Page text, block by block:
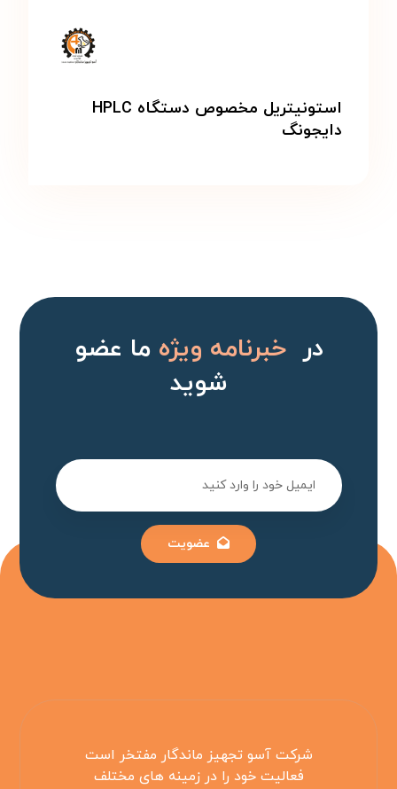
استونیتریل مخصوص دستگاه HPLC
دایجونگ
درخبرنامه ویژهما عضو
شوید
عضویت
شرکت آسو تجهیز ماندگار مفتخر است
فعالیت خود را در زمینه های مختلف